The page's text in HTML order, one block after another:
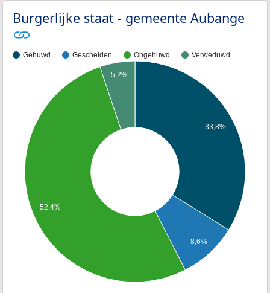
Burgerlijke staat - gemeente Aubange
Gehuwd Gescheiden Ongehuwd Verweduwd
33,8%
8,6%
5,2%
52,4%